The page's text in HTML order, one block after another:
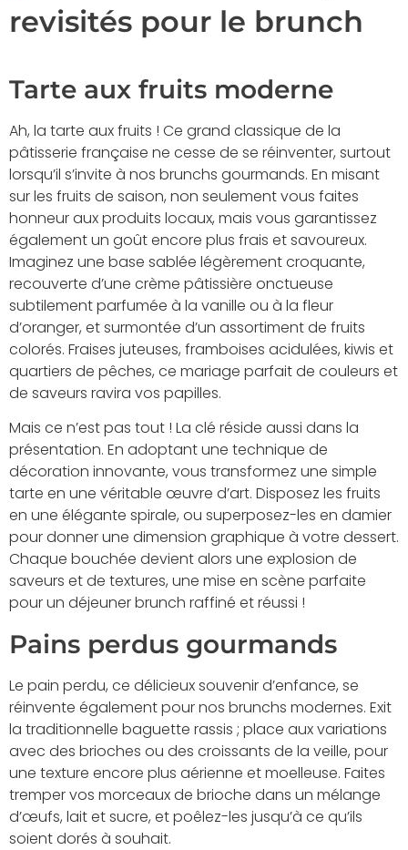
revisités pour le brunch
Tarte aux fruits moderne
Ah, la tarte aux fruits ! Ce grand classique de la
pâtisserie française ne cesse de se réinventer, surtout
lorsqu’il s’invite à nos brunchs gourmands. En misant
sur les fruits de saison, non seulement vous faites
honneur aux produits locaux, mais vous garantissez
également un goût encore plus frais et savoureux.
Imaginez une base sablée légèrement croquante,
recouverte d’une crème pâtissière onctueuse
subtilement parfumée à la vanille ou à la fleur
d’oranger, et surmontée d’un assortiment de fruits
colorés. Fraises juteuses, framboises acidulées, kiwis et
quartiers de pêches, ce mariage parfait de couleurs et
de saveurs ravira vos papilles.
Mais ce n’est pas tout ! La clé réside aussi dans la
présentation. En adoptant une technique de
décoration innovante, vous transformez une simple
tarte en une véritable œuvre d’art. Disposez les fruits
en une élégante spirale, ou superposez-les en damier
pour donner une dimension graphique à votre dessert.
Chaque bouchée devient alors une explosion de
saveurs et de textures, une mise en scène parfaite
pour un déjeuner brunch raffiné et réussi !
Pains perdus gourmands
Le pain perdu, ce délicieux souvenir d’enfance, se
réinvente également pour nos brunchs modernes. Exit
la traditionnelle baguette rassis ; place aux variations
avec des brioches ou des croissants de la veille, pour
une texture encore plus aérienne et moelleuse. Faites
tremper vos morceaux de brioche dans un mélange
d’œufs, lait et sucre, et poêlez-les jusqu’à ce qu’ils
soient dorés à souhait.